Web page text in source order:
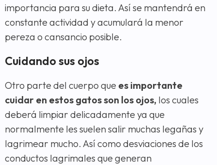
importancia para su dieta. Así se mantendrá en
constante actividad y acumulará la menor
pereza o cansancio posible.
Cuidando sus ojos
Otro parte del cuerpo que es importante
cuidar en estos gatos son los ojos, los cuales
deberá limpiar delicadamente ya que
normalmente les suelen salir muchas legañas y
lagrimear mucho. Así como desviaciones de los
conductos lagrimales que generan